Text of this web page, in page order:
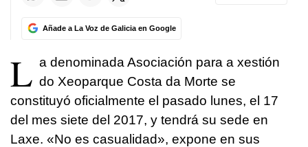
Añade a La Voz de Galicia en Google
L a denominada Asociación para a xestión
do Xeoparque Costa da Morte se
constituyó oficialmente el pasado lunes, el 17
del mes siete del 2017, y tendrá su sede en
Laxe. «No es casualidad», expone en sus